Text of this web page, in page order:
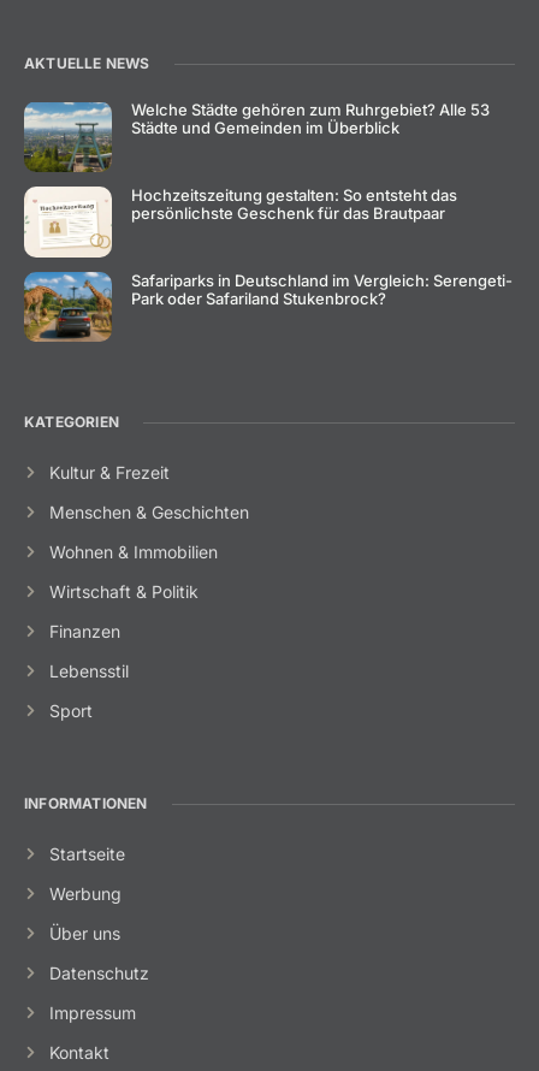
AKTUELLE NEWS
Welche Städte gehören zum Ruhrgebiet? Alle 53
Städte und Gemeinden im Überblick
Hochzeitszeitung gestalten: So entsteht das
persönlichste Geschenk für das Brautpaar
Safariparks in Deutschland im Vergleich: Serengeti-
Park oder Safariland Stukenbrock?
KATEGORIEN
Kultur & Frezeit
Menschen & Geschichten
Wohnen & Immobilien
Wirtschaft & Politik
Finanzen
Lebensstil
Sport
INFORMATIONEN
Startseite
Werbung
Über uns
Datenschutz
Impressum
Kontakt